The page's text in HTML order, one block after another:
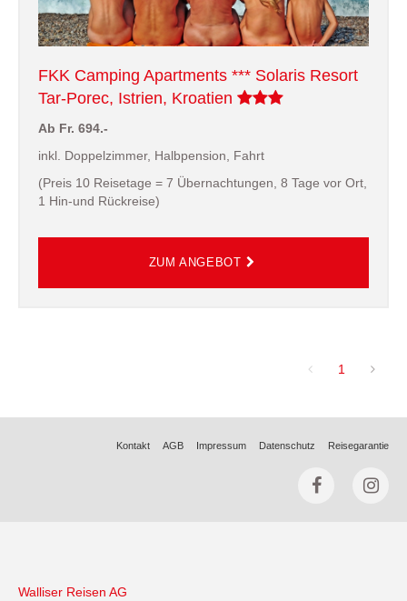
FKK Camping Apartments *** Solaris Resort
Tar-Porec, Istrien, Kroatien
Ab Fr. 694.-
inkl. Doppelzimmer, Halbpension, Fahrt
(Preis 10 Reisetage = 7 Übernachtungen, 8 Tage vor Ort,
1 Hin-und Rückreise)
1
Kontakt AGB Impressum Datenschutz Reisegarantie
Walliser Reisen AG